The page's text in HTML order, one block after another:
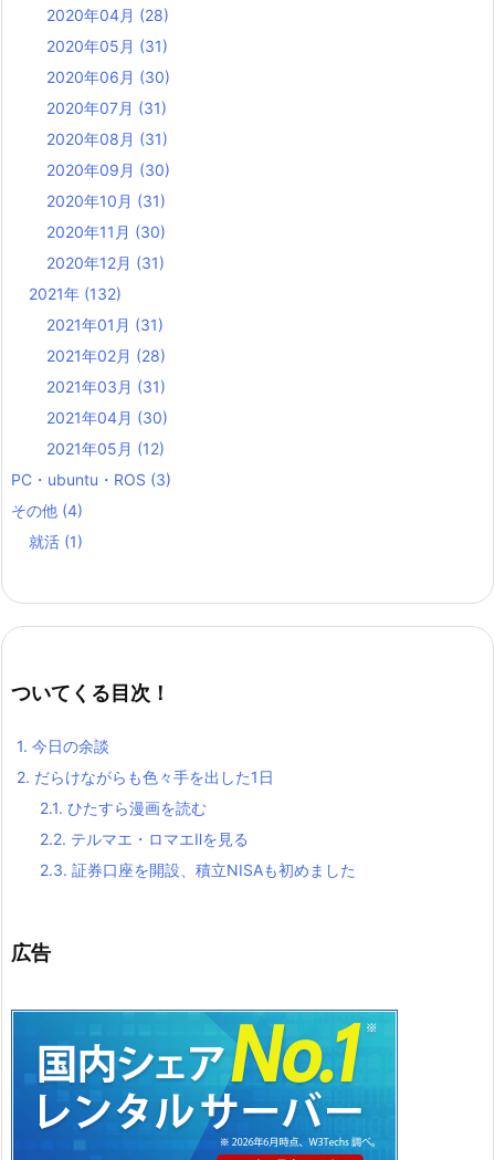
2020年04月 (28)
2020年05月 (31)
2020年06月 (30)
2020年07月 (31)
2020年08月 (31)
2020年09月 (30)
2020年10月 (31)
2020年11月 (30)
2020年12月 (31)
2021年 (132)
2021年01月 (31)
2021年02月 (28)
2021年03月 (31)
2021年04月 (30)
2021年05月 (12)
PC・ubuntu・ROS (3)
その他 (4)
就活 (1)
ついてくる目次！
1. 今日の余談
2. だらけながらも色々手を出した1日
2.1. ひたすら漫画を読む
2.2. テルマエ・ロマエⅡを見る
2.3. 証券口座を開設、積立NISAも初めました
広告